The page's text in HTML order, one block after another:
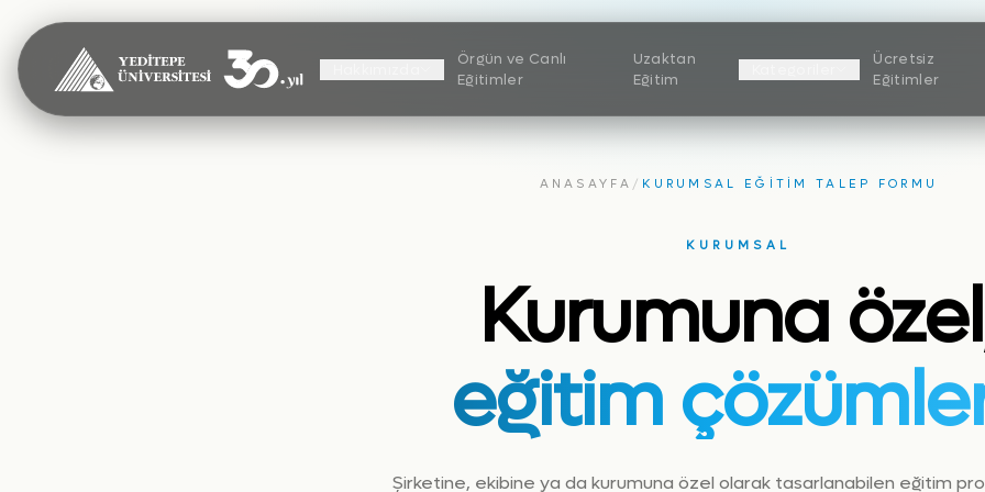
Örgün ve Canlı
Eğitimler
Uzaktan
Eğitim
Ücretsiz
Eğitimler
ANASAYFA / KURUMSAL EĞITIM TALEP FORMU
KURUMSAL
Kurumuna
eğitim
Şirketine, ekibine ya da kurumuna özel olarak tasarlanabilen eğitim